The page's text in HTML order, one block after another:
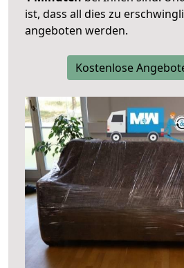
ist, dass all dies zu
angeboten werden.
Kostenlose